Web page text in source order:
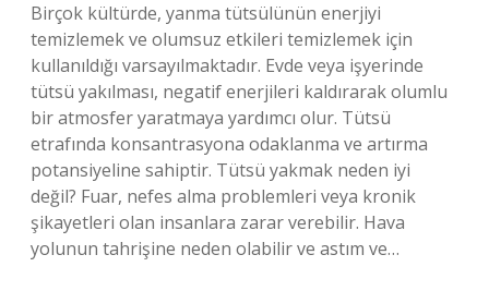
Birçok kültürde, yanma tütsülünün enerjiyi
temizlemek ve olumsuz etkileri temizlemek için
kullanıldığı varsayılmaktadır. Evde veya işyerinde
tütsü yakılması, negatif enerjileri kaldırarak olumlu
bir atmosfer yaratmaya yardımcı olur. Tütsü
etrafında konsantrasyona odaklanma ve artırma
potansiyeline sahiptir. Tütsü yakmak neden iyi
değil? Fuar, nefes alma problemleri veya kronik
şikayetleri olan insanlara zarar verebilir. Hava
yolunun tahrişine neden olabilir ve astım ve…